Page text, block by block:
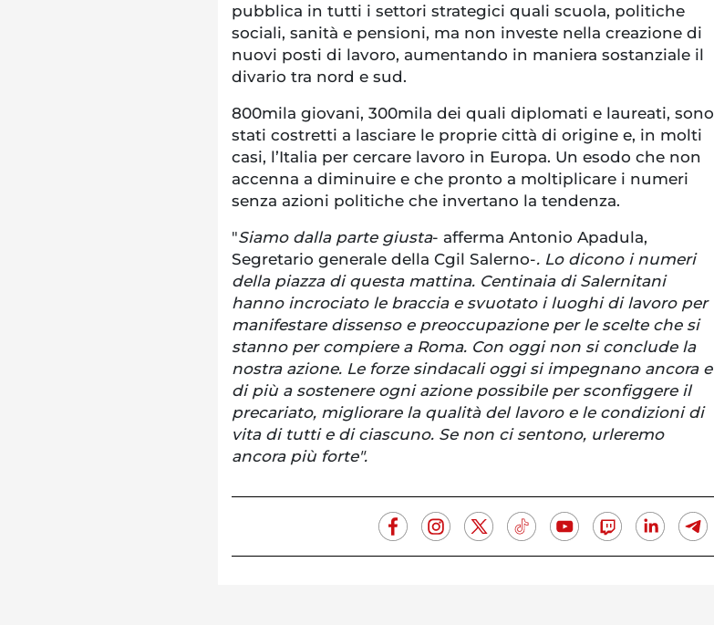
pubblica in tutti i settori strategici quali scuola, politiche
sociali, sanità e pensioni, ma non investe nella creazione di
nuovi posti di lavoro, aumentando in maniera sostanziale il
divario tra nord e sud.
800mila giovani, 300mila dei quali diplomati e laureati, sono
stati costretti a lasciare le proprie città di origine e, in molti
casi, l’Italia per cercare lavoro in Europa. Un esodo che non
accenna a diminuire e che pronto a moltiplicare i numeri
senza azioni politiche che invertano la tendenza.
"Siamo dalla parte giusta- afferma Antonio Apadula,
Segretario generale della Cgil Salerno-. Lo dicono i numeri
della piazza di questa mattina. Centinaia di Salernitani
hanno incrociato le braccia e svuotato i luoghi di lavoro per
manifestare dissenso e preoccupazione per le scelte che si
stanno per compiere a Roma. Con oggi non si conclude la
nostra azione. Le forze sindacali oggi si impegnano ancora e
di più a sostenere ogni azione possibile per sconfiggere il
precariato, migliorare la qualità del lavoro e le condizioni di
vita di tutti e di ciascuno. Se non ci sentono, urleremo
ancora più forte".